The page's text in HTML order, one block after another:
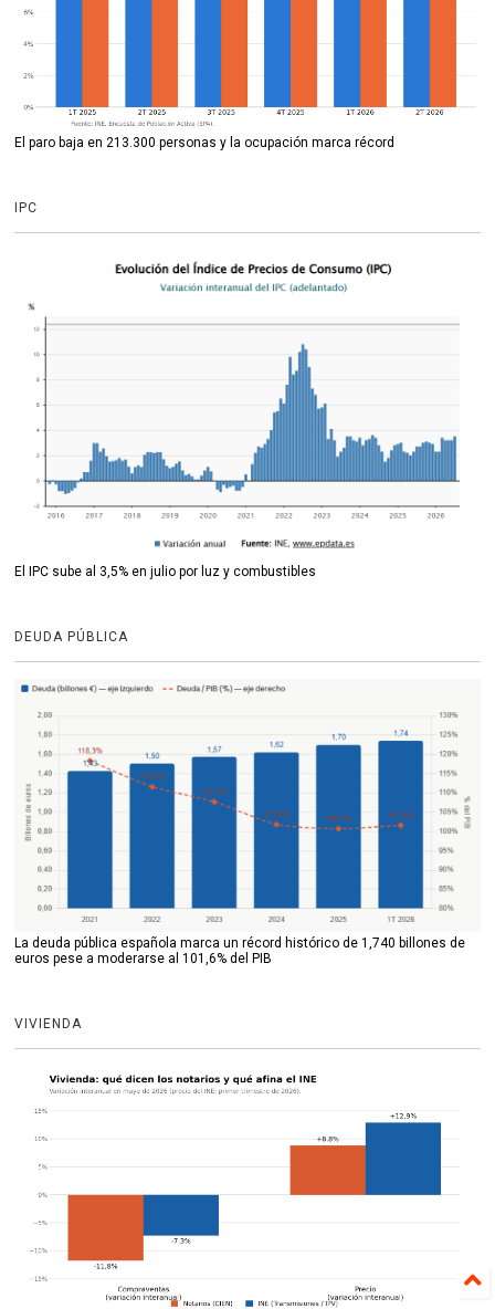
El paro baja en 213.300 personas y la ocupación marca récord
IPC
El IPC sube al 3,5% en julio por luz y combustibles
DEUDA PÚBLICA
La deuda pública española marca un récord histórico de 1,740 billones de
euros pese a moderarse al 101,6% del PIB
VIVIENDA